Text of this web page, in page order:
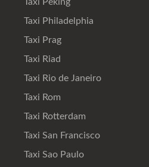
Taxi Peking
Taxi Philadelphia
Taxi Prag
Taxi Riad
Taxi Rio de Janeiro
Taxi Rom
Taxi Rotterdam
Taxi San Francisco
Taxi Sao Paulo